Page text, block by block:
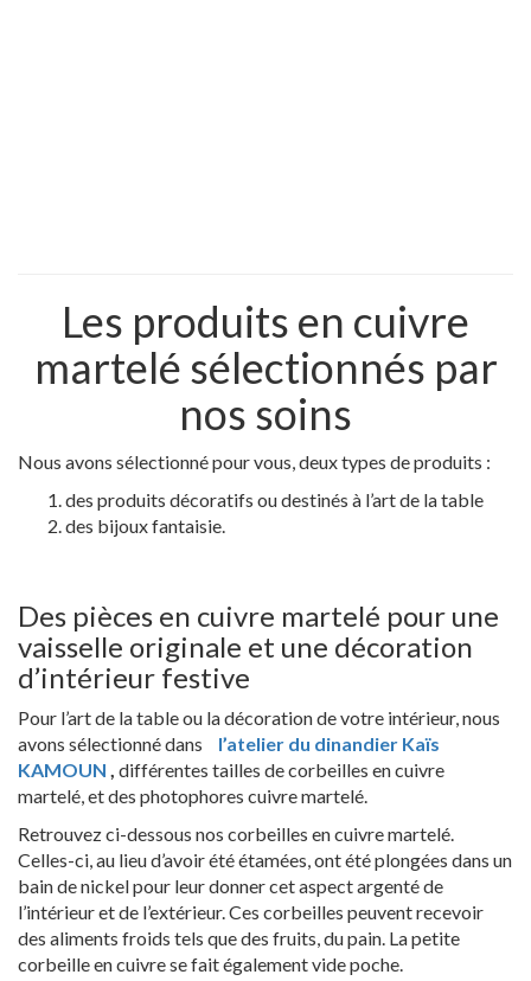
Les produits en cuivre
martelé sélectionnés par
nos soins
Nous avons sélectionné pour vous, deux types de produits :
des produits décoratifs ou destinés à l’art de la table
des bijoux fantaisie.
Des pièces en cuivre martelé pour une
vaisselle originale et une décoration
d’intérieur festive
Pour l’art de la table ou la décoration de votre intérieur, nous
avons sélectionné dans
l’atelier du dinandier Kaïs
KAMOUN ,différentes tailles de corbeilles en cuivre
martelé, et des photophores cuivre martelé.
Retrouvez ci-dessous nos corbeilles en cuivre martelé.
Celles-ci, au lieu d’avoir été étamées, ont été plongées dans un
bain de nickel pour leur donner cet aspect argenté de
l’intérieur et de l’extérieur. Ces corbeilles peuvent recevoir
des aliments froids tels que des fruits, du pain. La petite
corbeille en cuivre se fait également vide poche.